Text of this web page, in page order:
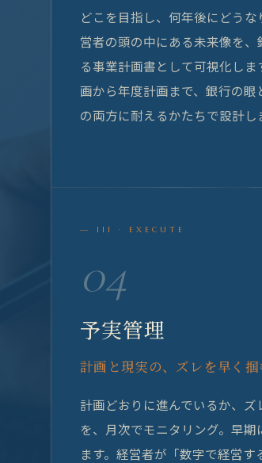
どこを目指し、何年後にどうな
営者の頭の中にある未来像を、
る事業計画書として可視化しま
画から年度計画まで、銀行の眼
の両方に耐えるかたちで設計し
— III · EXECUTE
04
予実管理
計画と現実の、ズレを早く掴
計画どおりに進んでいるか、
を、月次でモニタリング。早
ます。経営者が「数字で経営す